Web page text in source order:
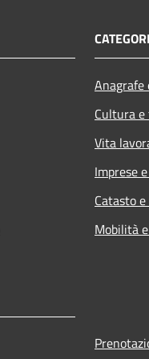
Cultura
Vita
Imprese
Catasto
Mobilità